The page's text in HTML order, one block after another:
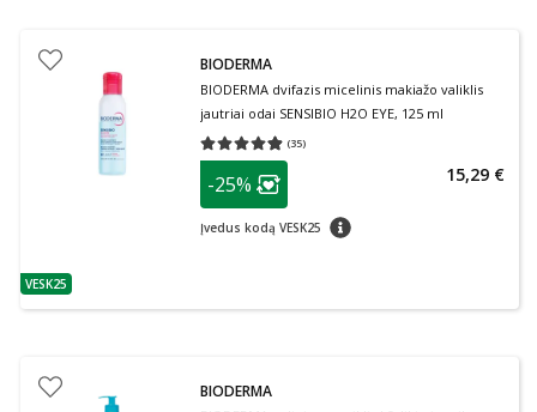
patarimas
VESK25
BIODERMA
BIODERMA dvifazis micelinis makiažo valiklis
jautriai odai SENSIBIO H2O EYE, 125 ml
(35)
Vidutinis įvertinimas 4.86
patarimas
Lojalumo klubo narių nuolaida
-25%
Įvedus kodą VESK25 patarimas
15,29 €
BIODERMA